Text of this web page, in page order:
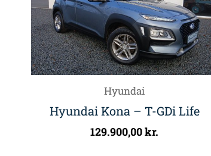
Hyundai
Hyundai Kona – T-GDi Life
129.900,00kr.